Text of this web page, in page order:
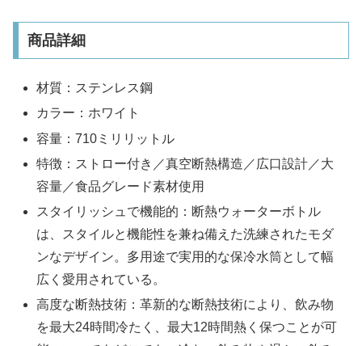
商品詳細
材質：ステンレス鋼
カラー：ホワイト
容量：710ミリリットル
特徴：ストロー付き／真空断熱構造／広口設計／大
容量／食品グレード素材使用
スタイリッシュで機能的：断熱ウォーターボトル
は、スタイルと機能性を兼ね備えた洗練されたモダ
ンなデザイン。多用途で実用的な保冷水筒として幅
広く愛用されている。
高度な断熱技術：革新的な断熱技術により、飲み物
を最大24時間冷たく、最大12時間熱く保つことが可